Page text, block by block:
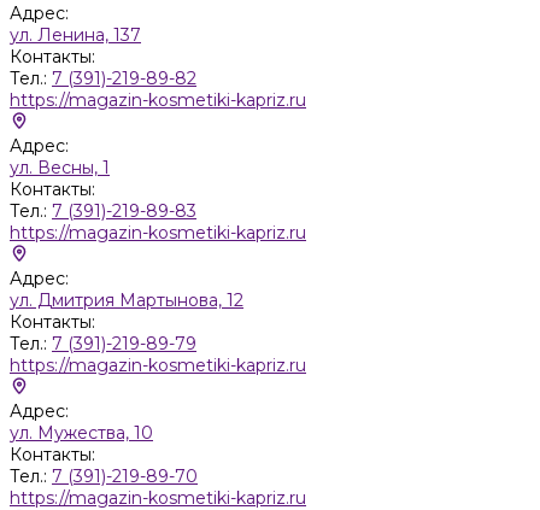
Адрес:
ул. Ленина, 137
Контакты:
Тел.: 7 (391)-219-89-82
https://magazin-kosmetiki-kapriz.ru
Адрес:
ул. Весны, 1
Контакты:
Тел.: 7 (391)-219-89-83
https://magazin-kosmetiki-kapriz.ru
Адрес:
ул. Дмитрия Мартынова, 12
Контакты:
Тел.: 7 (391)-219-89-79
https://magazin-kosmetiki-kapriz.ru
Адрес:
ул. Мужества, 10
Контакты:
Тел.: 7 (391)-219-89-70
https://magazin-kosmetiki-kapriz.ru